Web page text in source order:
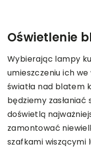
Oświetlenie
Wybierając lampy
umieszczeniu ich we
światła nad blatem
będziemy zasłaniać
doświetlą
zamontować
szafkami wiszącymi